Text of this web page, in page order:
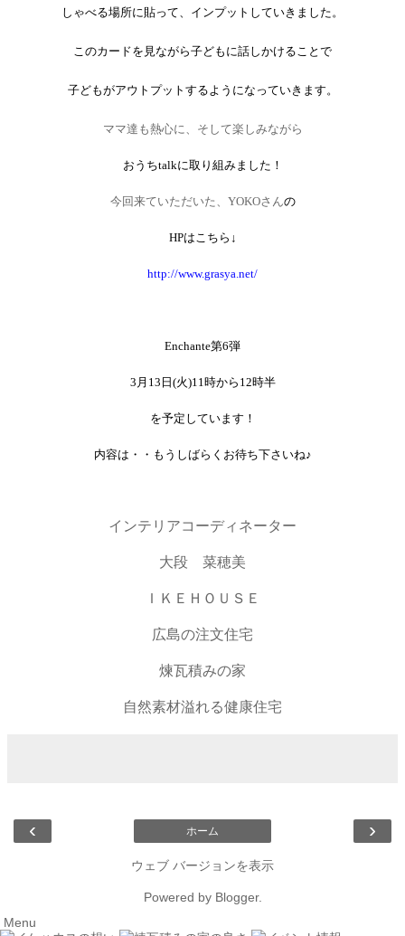
しゃべる場所に貼って、インプットしていきました。
このカードを見ながら子どもに話しかけることで
子どもがアウトプットするようになっていきます。
ママ達も熱心に、そして楽しみながら
おうちtalkに取り組みました！
今回来ていただいた、 YOKOさんの
HPはこちら↓
http://www.grasya.net/
Enchante第6弾
3 月 13 日(火)11 時から 12時半
を予定しています！
内容は・・もうしばらくお待ち下さいね♪
インテリアコーディネーター
大段 菜穂美
ＩＫＥＨＯＵＳＥ
広島の注文住宅
煉瓦積みの家
自然素材溢れる健康住宅
‹ ›
ホーム
ウェブ バージョンを表示
Powered by Blogger.
Menu